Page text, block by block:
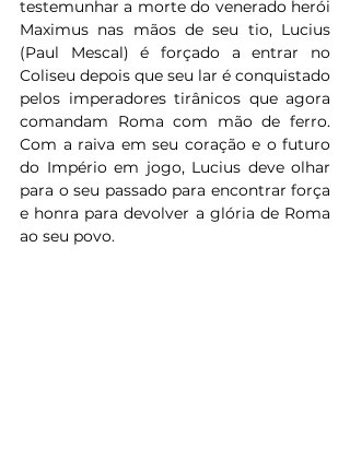
testemunhar a morte do venerado herói
Maximus nas mãos de seu tio, Lucius
(Paul Mescal) é forçado a entrar no
Coliseu depois que seu lar é conquistado
pelos imperadores tirânicos que agora
comandam Roma com mão de ferro.
Com a raiva em seu coração e o futuro
do Império em jogo, Lucius deve olhar
para o seu passado para encontrar força
e honra para devolver a glória de Roma
ao seu povo.